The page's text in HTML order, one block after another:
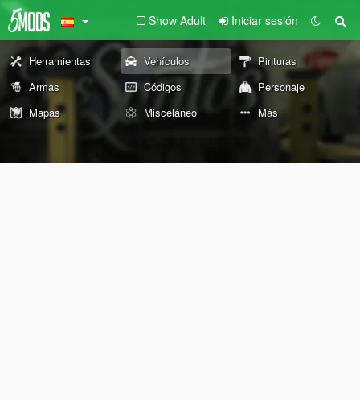
Show Adult Iniciar sesión
Herramientas Vehículos
Pinturas
Armas
Códigos
Personaje
Mapas
Misceláneo Más